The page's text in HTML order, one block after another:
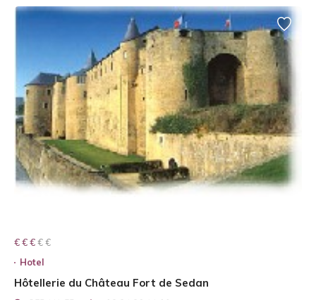
€ € € € €
€ € €
Hotel
Hôtellerie du Château Fort de Sedan